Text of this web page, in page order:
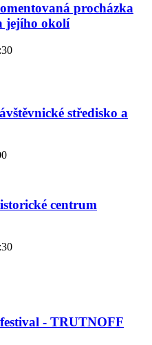
procházka
jejího okolí
středisko a
centrum
- TRUTNOFF